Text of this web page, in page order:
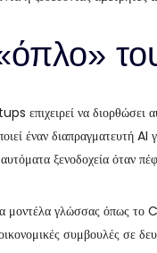
επιχειρεί να διορθώσει
έναν διαπραγματευτή AI
ξενοδοχεία όταν
μοντέλα γλώσσας όπως το
συμβουλές σε